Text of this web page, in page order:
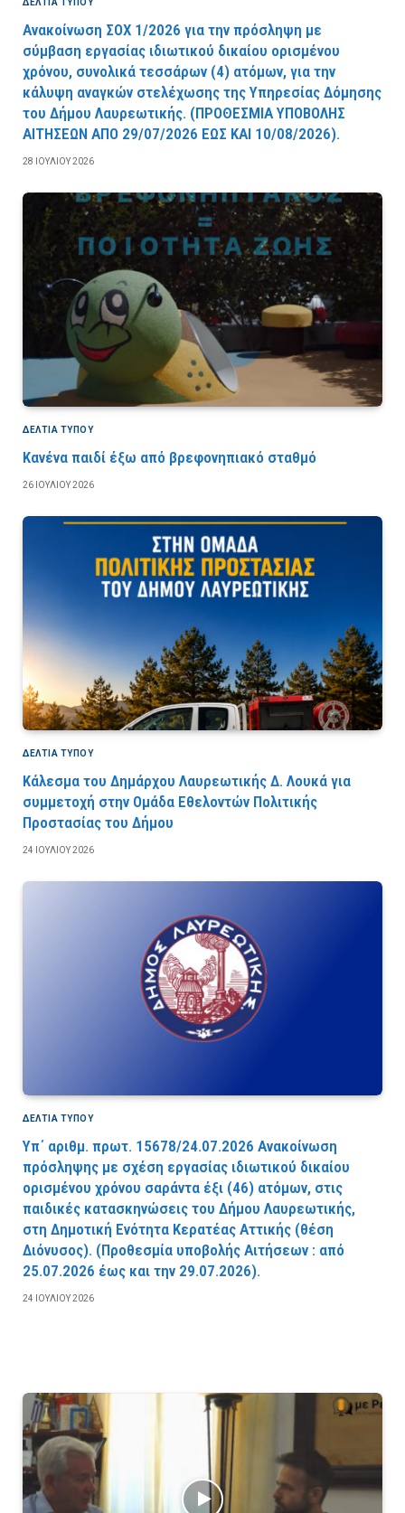
ΔΕΛΤΙΑ ΤΥΠΟΥ
Ανακοίνωση ΣΟΧ 1/2026 για την πρόσληψη με
σύμβαση εργασίας ιδιωτικού δικαίου ορισμένου
χρόνου, συνολικά τεσσάρων (4) ατόμων, για την
κάλυψη αναγκών στελέχωσης της Υπηρεσίας Δόμησης
του Δήμου Λαυρεωτικής. (ΠPOΘEΣMIA YΠOBOΛHΣ
AITHΣEΩN AΠO 29/07/2026 EΩΣ KAI 10/08/2026).
28 ΙΟΥΛΊΟΥ 2026
ΔΕΛΤΙΑ ΤΥΠΟΥ
Κανένα παιδί έξω από βρεφονηπιακό σταθμό
26 ΙΟΥΛΊΟΥ 2026
ΔΕΛΤΙΑ ΤΥΠΟΥ
Κάλεσμα του Δημάρχου Λαυρεωτικής Δ. Λουκά για
συμμετοχή στην Ομάδα Εθελοντών Πολιτικής
Προστασίας του Δήμου
24 ΙΟΥΛΊΟΥ 2026
ΔΕΛΤΙΑ ΤΥΠΟΥ
Υπ΄ αριθμ. πρωτ. 15678/24.07.2026 Ανακοίνωση
πρόσληψης με σχέση εργασίας ιδιωτικού δικαίου
ορισμένου χρόνου σαράντα έξι (46) ατόμων, στις
παιδικές κατασκηνώσεις του Δήμου Λαυρεωτικής,
στη Δημοτική Ενότητα Κερατέας Αττικής (θέση
Διόνυσος). (Προθεσμία υποβολής Αιτήσεων : από
25.07.2026 έως και την 29.07.2026).
24 ΙΟΥΛΊΟΥ 2026